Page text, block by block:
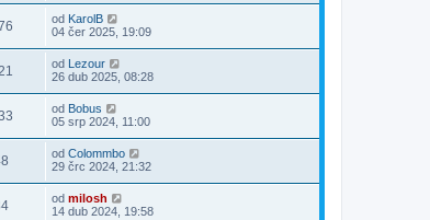
od KarolB
04 čer 2025, 19:09
od
Lezour
26 dub 2025, 08:28
od Bobus
05 srp 2024, 11:00
od Colommbo
29 črc 2024, 21:32
od milosh
14 dub 2024, 19:58